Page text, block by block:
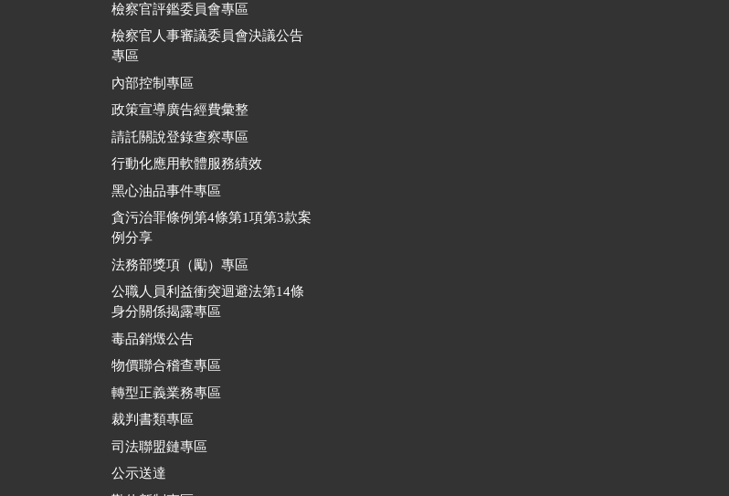
檢察官評鑑委員會專區
檢察官人事審議委員會決議公告
專區
內部控制專區
政策宣導廣告經費彙整
請託關說登錄查察專區
行動化應用軟體服務績效
黑心油品事件專區
貪污治罪條例第4條第1項第3款案
例分享
法務部獎項（勵）專區
公職人員利益衝突迴避法第14條
身分關係揭露專區
毒品銷燬公告
物價聯合稽查專區
轉型正義業務專區
裁判書類專區
司法聯盟鏈專區
公示送達